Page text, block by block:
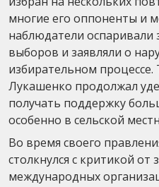
многие его оппоненты и
наблюдатели оспаривали
выборов и заявляли о
избирательном
Лукашенко продолжал
получать поддержку
особенно в сельской
Во время своего
столкнулся с критикой от
международных